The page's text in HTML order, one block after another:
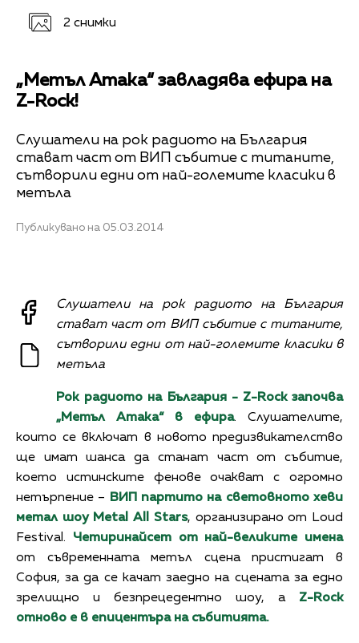
2 снимки
„Метъл Атака“ завладява ефира на
Z-Rock!
Слушатели на рок радиото на България
стават част от ВИП събитие с титаните,
сътворили едни от най-големите класики в
метъла
Публикувано на 05.03.2014
Слушатели на рок радиото на България
стават част от ВИП събитие с титаните,
сътворили едни от най-големите класики в
метъла
Рок радиото на България - Z-Rockзапочва
„Метъл Атака“
в ефира. Слушателите,
които се включат в новото предизвикателство
ще имат шанса да станат част от събитие,
което истинските фенове очакват с огромно
нетърпение –
ВИП партито на световното хеви
метал шоу Metal All Stars, организирано от Loud
Festival. Четиринайсет от най-великите имена
от съвременната метъл сцена пристигат в
София, за да се качат заедно на сцената за едно
зрелищно и безпрецедентно шоу, а Z-Rock
отново е в епицентъра на събитията.